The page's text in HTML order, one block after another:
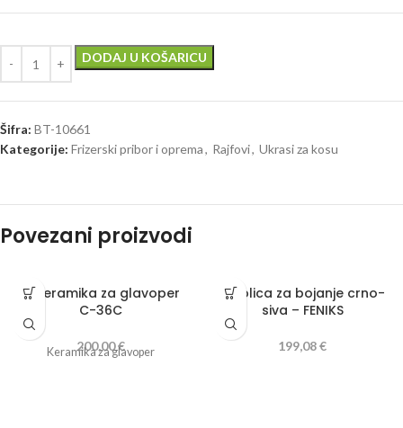
DODAJ U KOŠARICU
Šifra: BT-10661
Kategorije: Frizerski pribor i oprema, Rajfovi, Ukrasi za kosu
Povezani proizvodi
A Keramika za glavoper
C-36C
200,00€
Keramika za glavoper
A Kolica za bojanje crno-
siva – FENIKS
199,08€